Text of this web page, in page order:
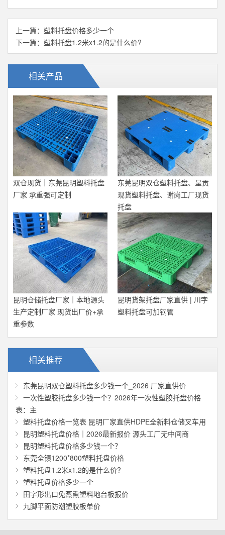
上一篇： 塑料托盘价格多少一个
下一篇： 塑料托盘1.2米x1.2的是什么价?
相关产品
双仓现货｜东莞昆明塑料托盘
厂家 承重强可定制
东莞昆明双仓塑料托盘、呈贡
现货塑料托盘、谢岗工厂现货
托盘
昆明仓储托盘厂家｜本地源头
生产定制厂家 现货出厂价+承
重参数
昆明货架托盘厂家直供 | 川字
塑料托盘可加钢管
相关推荐
东莞昆明双仓塑料托盘多少钱一个_2026 厂家直供价
一次性塑胶托盘多少钱一个？2026年一次性塑胶托盘价格
表：主
塑料托盘价格一览表 昆明厂家直供HDPE全新料仓储叉车用
昆明塑料托盘价格｜2026最新报价 源头工厂无中间商
昆明塑料托盘价格多少钱一个？
东莞全镇1200*800塑料托盘价格
塑料托盘1.2米x1.2的是什么价?
塑料托盘价格多少一个
田字形出口免蒸熏塑料地台板报价
九脚平面防潮塑胶板单价